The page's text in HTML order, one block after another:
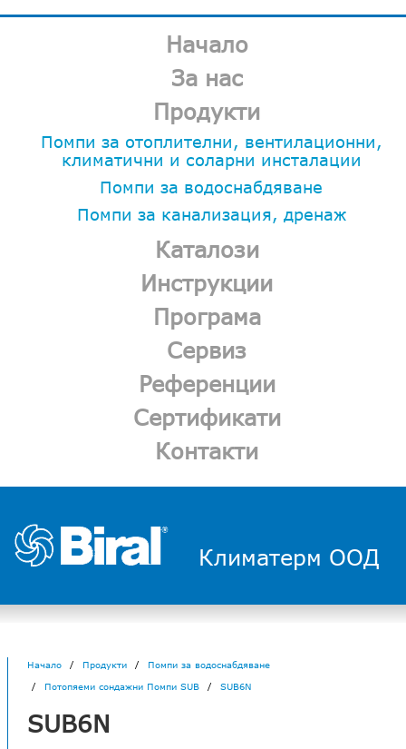
Начало
За нас
Продукти
Помпи за отоплителни, вентилационни,
климатични и соларни инсталации
Помпи за водоснабдяване
Помпи за канализация, дренаж
Каталози
Инструкции
Програма
Сервиз
Референции
Сертификати
Контакти
Климатерм ООД
Начало Продукти
Помпи за водоснабдяване
Потопяеми сондажни Помпи SUB
SUB6N
SUB6N